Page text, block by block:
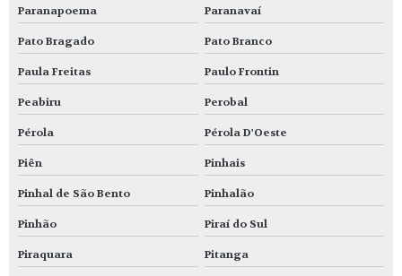
Paranapoema Paranavaí
Pato Bragado Pato Branco
Paula Freitas Paulo Frontin
Peabiru Perobal
Pérola Pérola D'Oeste
Piên Pinhais
Pinhal de São Bento Pinhalão
Pinhão Piraí do Sul
Piraquara Pitanga